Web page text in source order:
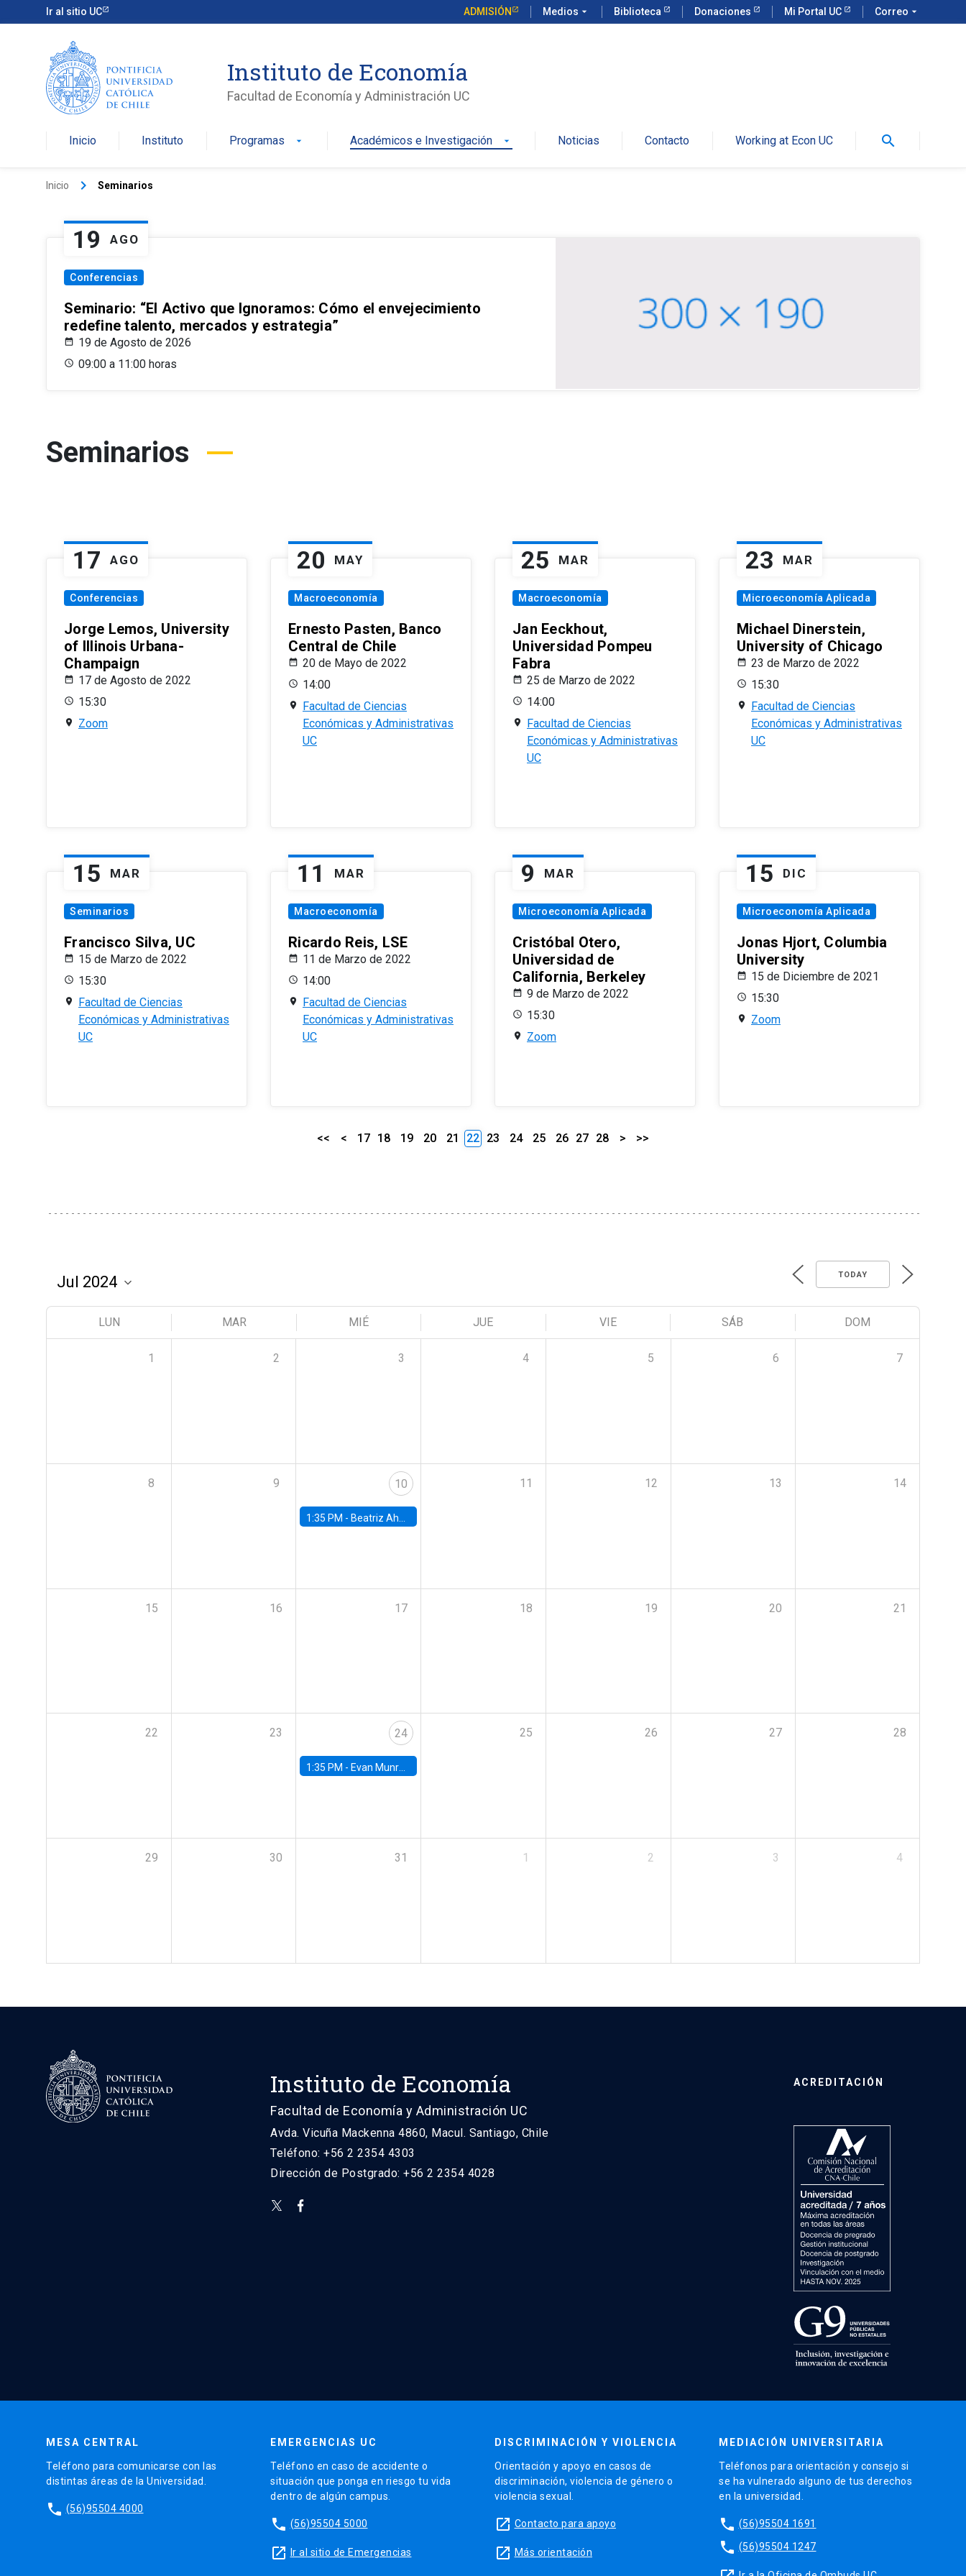
Ir al sitio UC ADMISIÓN Medios arrow_drop_down Biblioteca Donaciones Mi Portal UC Correo arrow_drop_down
Instituto de Economía
Facultad de Economía y Administración UC
Inicio Instituto Programas arrow_drop_down Académicos e Investigación arrow_drop_down Noticias Contacto Working at Econ UC search
Inicio keyboard_arrow_right Seminarios
19 AGO
Conferencias
Seminario: “El Activo que Ignoramos: Cómo el envejecimiento
redefine talento, mercados y estrategia”
19 de Agosto de 2026
09:00 a 11:00 horas
Seminarios
17 AGO
Conferencias
Jorge Lemos, University
of Illinois Urbana-
Champaign
17 de Agosto de 2022
15:30
Zoom
20 MAY
Macroeconomía
Ernesto Pasten, Banco
Central de Chile
20 de Mayo de 2022
14:00
Facultad de Ciencias
Económicas y Administrativas
UC
25 MAR
Macroeconomía
Jan Eeckhout,
Universidad Pompeu
Fabra
25 de Marzo de 2022
14:00
Facultad de Ciencias
Económicas y Administrativas
UC
23 MAR
Microeconomía Aplicada
Michael Dinerstein,
University of Chicago
23 de Marzo de 2022
15:30
Facultad de Ciencias
Económicas y Administrativas
UC
15 MAR
Seminarios
Francisco Silva, UC
15 de Marzo de 2022
15:30
Facultad de Ciencias
Económicas y Administrativas
UC
11 MAR
Macroeconomía
Ricardo Reis, LSE
11 de Marzo de 2022
14:00
Facultad de Ciencias
Económicas y Administrativas
UC
9 MAR
Microeconomía Aplicada
Cristóbal Otero,
Universidad de
California, Berkeley
9 de Marzo de 2022
15:30
Zoom
15 DIC
Microeconomía Aplicada
Jonas Hjort, Columbia
University
15 de Diciembre de 2021
15:30
Zoom
<< < 17 18 19 20 21 22 23 24 25 26 27 28 > >>
TODAY
LUN MAR MIÉ JUE VIE SÁB DOM
1 2 3 4 5 6 7
8 9 10
1:35 PM - Beatriz Ahumada, PhD candidate, Universidad de Pittsburgh
11 12 13 14
15 16 17 18 19 20 21
22 23 24
1:35 PM - Evan Munro, Neyman Visiting Assistant Professor in the Department of Statistics at UC Berkeley
25 26 27 28
29 30 31 1 2 3 4
Instituto de Economía
Facultad de Economía y Administración UC
Avda. Vicuña Mackenna 4860, Macul. Santiago, Chile
Teléfono: +56 2 2354 4303
Dirección de Postgrado: +56 2 2354 4028
ACREDITACIÓN
MESA CENTRAL
Teléfono para comunicarse con las
distintas áreas de la Universidad.
phone (56)95504 4000
EMERGENCIAS UC
Teléfono en caso de accidente o
situación que ponga en riesgo tu vida
dentro de algún campus.
phone (56)95504 5000
launch Ir al sitio de Emergencias
DISCRIMINACIÓN Y VIOLENCIA
Orientación y apoyo en casos de
discriminación, violencia de género o
violencia sexual.
launch Contacto para apoyo
launch Más orientación
MEDIACIÓN UNIVERSITARIA
Teléfonos para orientación y consejo si
se ha vulnerado alguno de tus derechos
en la universidad.
phone (56)95504 1691
phone (56)95504 1247